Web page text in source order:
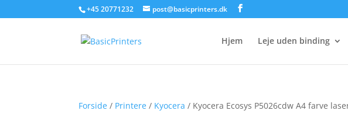
+45 20771232 post@basicprinters.dk
Hjem Leje uden binding
Forside / Printere / Kyocera / Kyocera Ecosys P5026cdw A4 farve